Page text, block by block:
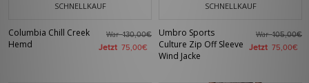
SCHNELLKAUF
Columbia Chill Creek
Hemd
War130,00€
Jetzt 75,00€
SCHNELLKAUF
Umbro Sports
Culture Zip Off Sleeve
Wind Jacke
War105,00€
Jetzt 75,00€